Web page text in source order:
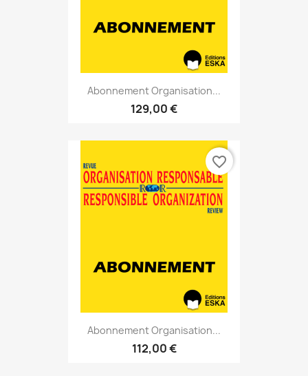
Abonnement Organisation...
129,00 €
Abonnement Organisation...
112,00 €
favorite_border